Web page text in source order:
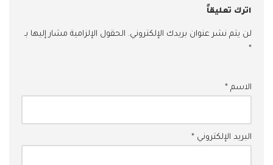
اترك تعليقاً
لن يتم نشر عنوان بريدك الإلكتروني. الحقول الإلزامية مشار إليها بـ
*
الاسم *
البريد الإلكتروني *